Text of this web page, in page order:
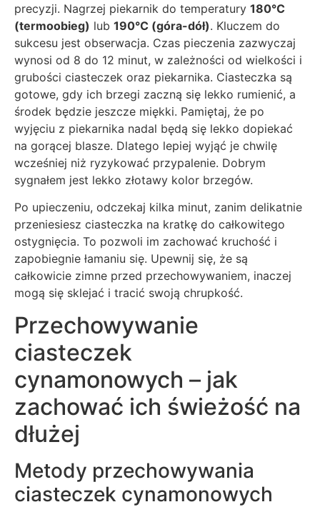
precyzji. Nagrzej piekarnik do temperatury 180°C
(termoobieg) lub 190°C (góra-dół). Kluczem do
sukcesu jest obserwacja. Czas pieczenia zazwyczaj
wynosi od 8 do 12 minut, w zależności od wielkości i
grubości ciasteczek oraz piekarnika. Ciasteczka są
gotowe, gdy ich brzegi zaczną się lekko rumienić, a
środek będzie jeszcze miękki. Pamiętaj, że po
wyjęciu z piekarnika nadal będą się lekko dopiekać
na gorącej blasze. Dlatego lepiej wyjąć je chwilę
wcześniej niż ryzykować przypalenie. Dobrym
sygnałem jest lekko złotawy kolor brzegów.
Po upieczeniu, odczekaj kilka minut, zanim delikatnie
przeniesiesz ciasteczka na kratkę do całkowitego
ostygnięcia. To pozwoli im zachować kruchość i
zapobiegnie łamaniu się. Upewnij się, że są
całkowicie zimne przed przechowywaniem, inaczej
mogą się sklejać i tracić swoją chrupkość.
Przechowywanie
ciasteczek
cynamonowych – jak
zachować ich świeżość na
dłużej
Metody przechowywania
ciasteczek cynamonowych